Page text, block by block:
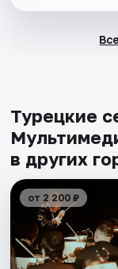
Турецкие
в других
от 2 200 ₽